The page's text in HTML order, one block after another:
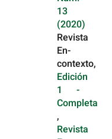
13
(2020)
Revista
En-
contexto,
Edición
1 -
Completa
,
Revista